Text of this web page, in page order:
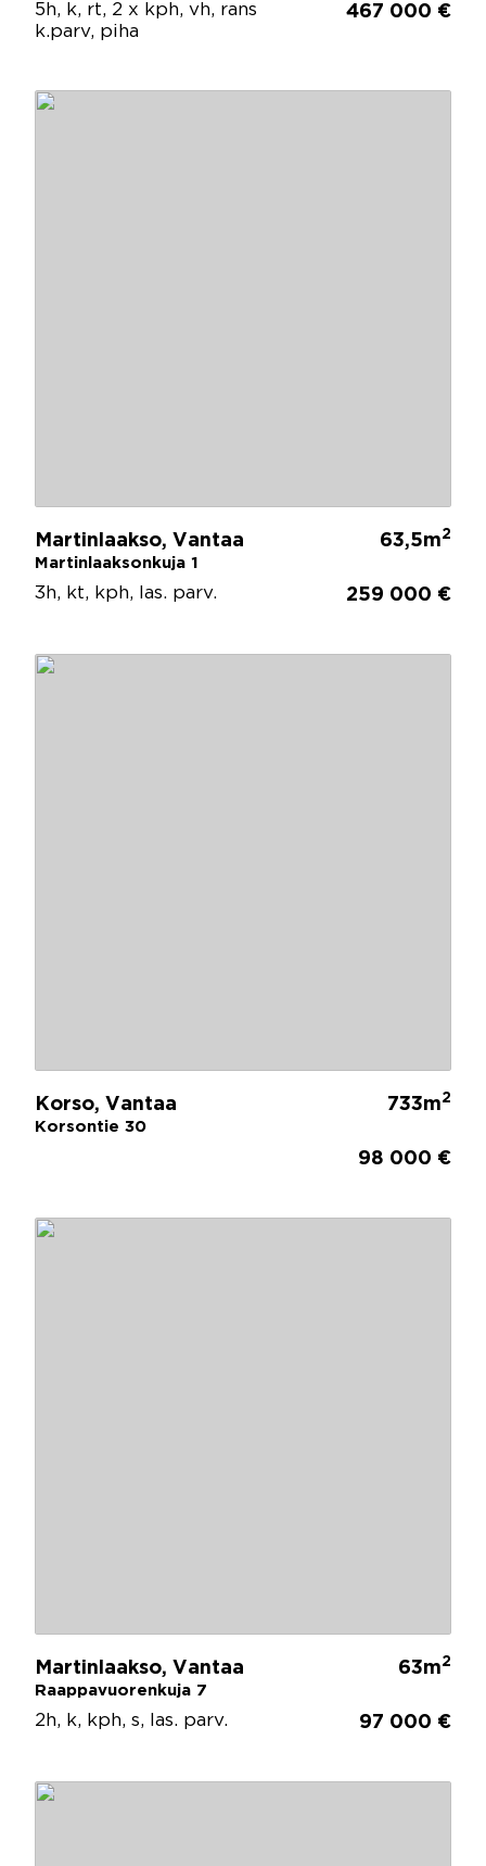
5h, k, rt, 2 x kph, vh, rans
k.parv, piha
467 000 €
Martinlaakso, Vantaa
Martinlaaksonkuja 1
63,5m2
3h, kt, kph, las. parv. 259 000 €
Korso, Vantaa
Korsontie 30
733m2
98 000 €
Martinlaakso, Vantaa
Raappavuorenkuja 7
63m2
2h, k, kph, s, las. parv. 97 000 €